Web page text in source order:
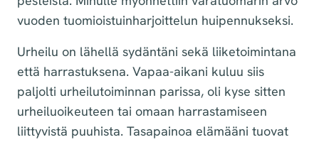
vuoden tuomioistuinharjoittelun huipennukseksi.
Urheilu on lähellä sydäntäni sekä liiketoimintana
että harrastuksena. Vapaa-aikani kuluu siis
paljolti urheilutoiminnan parissa, oli kyse sitten
urheiluoikeuteen tai omaan harrastamiseen
liittyvistä puuhista. Tasapainoa elämääni tuovat